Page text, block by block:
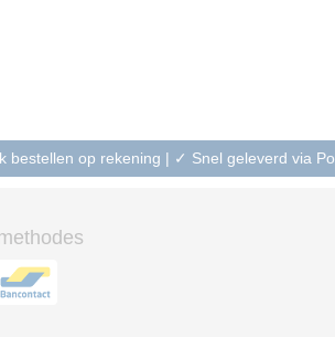
op rekening | ✓ Snel geleverd via